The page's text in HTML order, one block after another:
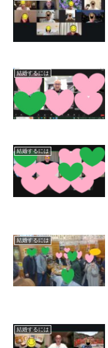
結婚するには
結婚するには
結婚するには
結婚するには